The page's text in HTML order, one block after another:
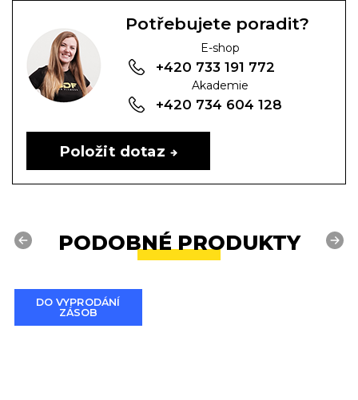
Potřebujete poradit?
E-shop
+420 733 191 772
Akademie
+420 734 604 128
Položit dotaz
PODOBNÉ PRODUKTY
Previous
DO VYPRODÁNÍ
ZÁSOB
Next